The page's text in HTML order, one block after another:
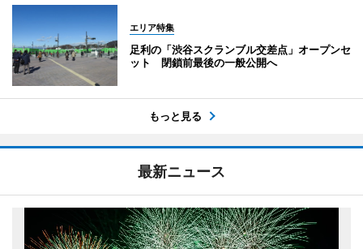
エリア特集
足利の「渋谷スクランブル交差点」オープンセ
ット 閉鎖前最後の一般公開へ
もっと見る
最新ニュース